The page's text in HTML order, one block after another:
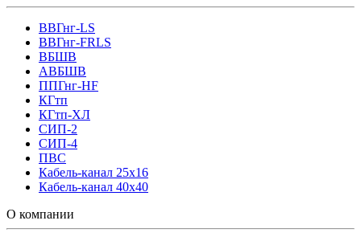
ВВГнг-LS
ВВГнг-FRLS
ВБШВ
АВБШВ
ППГнг-HF
КГтп
КГтп-ХЛ
СИП-2
СИП-4
ПВС
Кабель-канал 25х16
Кабель-канал 40х40
О компании